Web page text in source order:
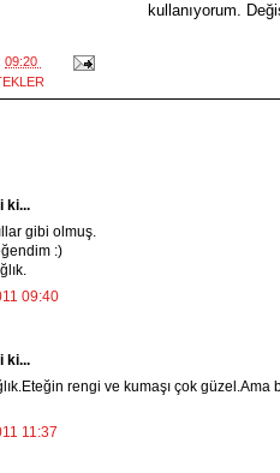
kullanıyorum.
09:20
ki...
gibi olmuş.
:)
09:40
ki...
rengi ve kumaşı çok güzel.Ama
11:37